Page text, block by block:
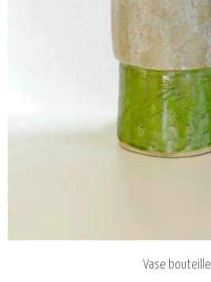
Vase bouteille